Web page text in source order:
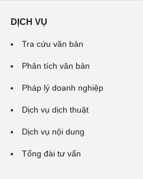
DỊCH VỤ
Tra cứu văn bản
Phân tích văn bản
Pháp lý doanh nghiệp
Dịch vụ dịch thuật
Dịch vụ nội dung
Tổng đài tư vấn